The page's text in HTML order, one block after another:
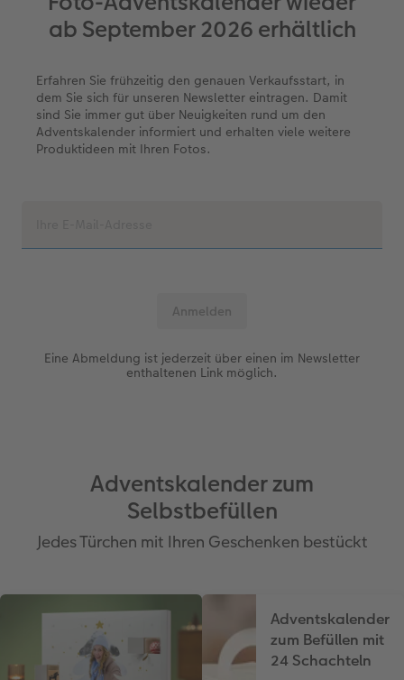
Erste Schritte
Fotobuch erstellen
Neuheiten
CEWE myPhotos
Neuheiten
Extras
Fotos digitalisieren
Neuheiten
Extras
Mehrteilige Sofortfotos
Retro Minis
CEWE Geschenkgutschein
Neuheiten
CEWE myPhotos
CEWE myPhotos
Neuheiten
Neuheiten
Extras
Fotowettbewerbe
CEWE Magazin
Neuheiten
ab September 2026 erhältlich
Erfahren Sie frühzeitig den genauen Verkaufsstart, in
dem Sie sich für unseren Newsletter eintragen. Damit
sind Sie immer gut über Neuigkeiten rund um den
Adventskalender informiert und erhalten viele weitere
Produktideen mit Ihren Fotos.
Eine Abmeldung ist jederzeit über einen im Newsletter
enthaltenen Link möglich.
Adventskalender zum
Selbstbefüllen
Jedes Türchen mit Ihren Geschenken bestückt
Adventskalender
zum Befüllen mit
24 Schachteln